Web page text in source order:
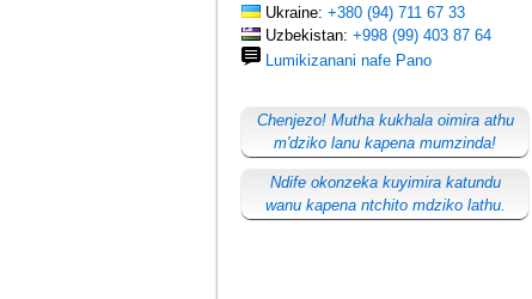
Ukraine: +380 (94) 711 67 33
Uzbekistan: +998 (99) 403 87 64
Lumikizanani nafe Pano
Chenjezo! Mutha kukhala oimira athu
m'dziko lanu kapena mumzinda!
Ndife okonzeka kuyimira katundu
wanu kapena ntchito mdziko lathu.